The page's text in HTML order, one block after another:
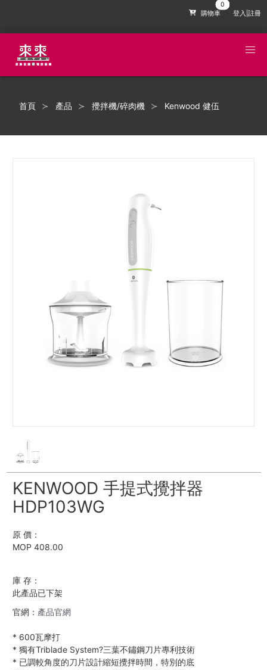
購物車 登入|註冊
首頁 產品 攪拌機/碎肉機 Kenwood 健伍
KENWOOD 手提式攪拌器
HDP103WG
原 價：
MOP 408.00
庫 存：
此產品已下架
官網： 產品官網
* 600瓦摩打
* 獨有Triblade System?三葉不鏽鋼刀片專利技術
* 已調較角度的刀片設計縮短攪拌時間，特別的底